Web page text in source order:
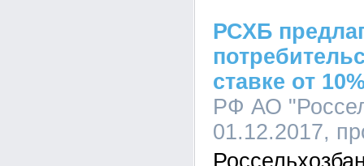
РСХБ
ставке от
РФ АО
01.12.2017,